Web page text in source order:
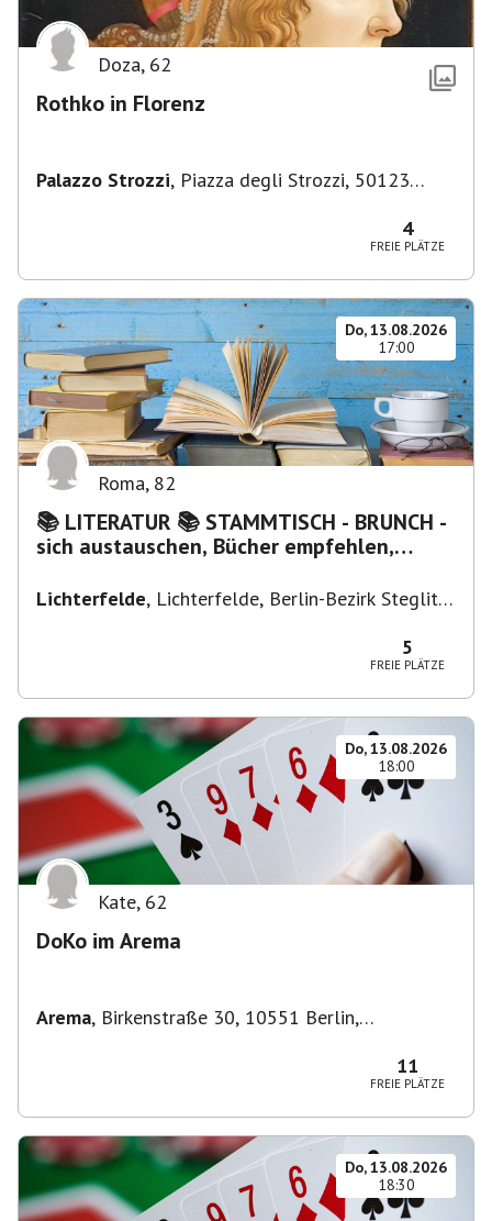
Doza, 62
Rothko in Florenz
Palazzo Strozzi, Piazza degli Strozzi, 50123
4
FREIE PLÄTZE
Do, 13.08.2026
17:00
Roma, 82
📚 LITERATUR 📚 STAMMTISCH - BRUNCH -
sich austauschen, Bücher empfehlen,
Lichterfelde, Lichterfelde, Berlin-Bezirk Steglitz-
5
FREIE PLÄTZE
Do, 13.08.2026
18:00
Kate, 62
DoKo im Arema
Arema, Birkenstraße 30, 10551 Berlin,
11
FREIE PLÄTZE
Do, 13.08.2026
18:30